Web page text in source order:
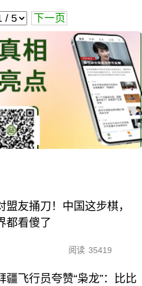
下一页
盟友捅刀！中国这步棋，
都看傻了
阅读 35419
疆飞行员夸赞“枭龙”：比比